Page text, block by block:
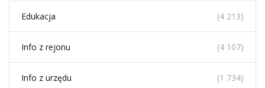
Edukacja (4 213)
Info z rejonu (4 107)
Info z urzędu (1 734)